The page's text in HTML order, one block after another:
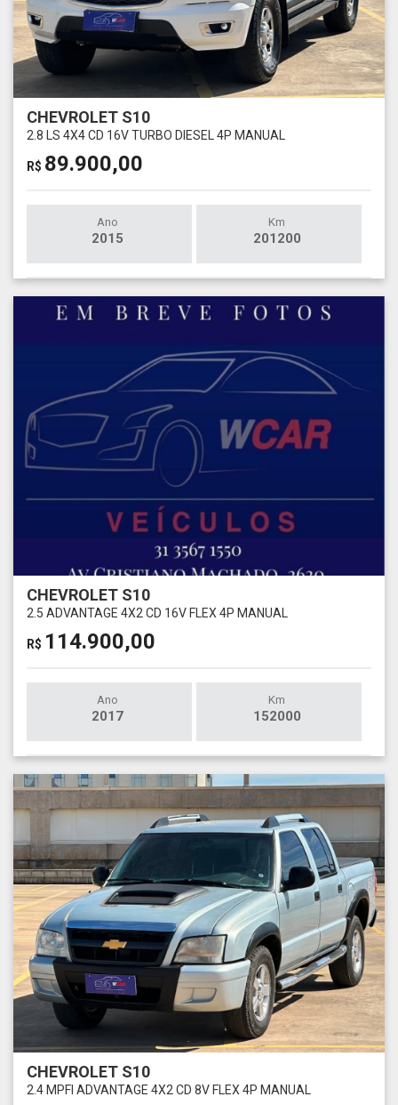
CHEVROLET S10
2.8 LS 4X4 CD 16V TURBO DIESEL 4P MANUAL
R$ 89.900,00
Ano
2015
Km
201200
CHEVROLET S10
2.5 ADVANTAGE 4X2 CD 16V FLEX 4P MANUAL
R$ 114.900,00
Ano
2017
Km
152000
CHEVROLET S10
2.4 MPFI ADVANTAGE 4X2 CD 8V FLEX 4P MANUAL